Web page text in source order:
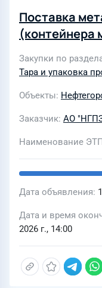
Поставка
(контейнера
Закупки по
Тара и упаковка
Объекты
Заказчик АО
Наименование
Дата объявления
Дата и время
2026 г., 14:00